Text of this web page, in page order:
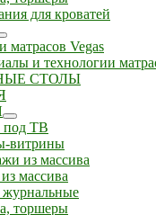
для кроватей
матрасов Vegas
и технологии
СТОЛЫ
ТВ
витрины
из массива
массива
торшеры